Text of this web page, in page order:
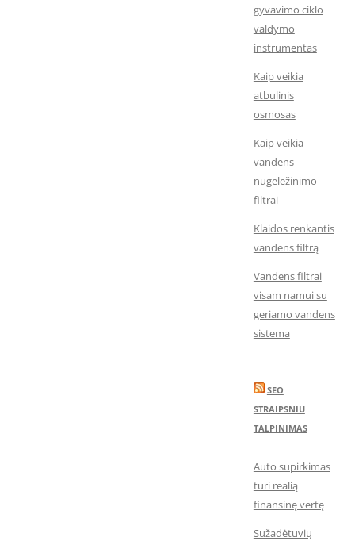
gyvavimo ciklo
valdymo
instrumentas
Kaip veikia
atbulinis
osmosas
Kaip veikia
vandens
nugeležinimo
filtrai
Klaidos renkantis
vandens filtrą
Vandens filtrai
visam namui su
geriamo vandens
sistema
SEO
STRAIPSNIU
TALPINIMAS
Auto supirkimas
turi realią
finansinę vertę
Sužadėtuvių